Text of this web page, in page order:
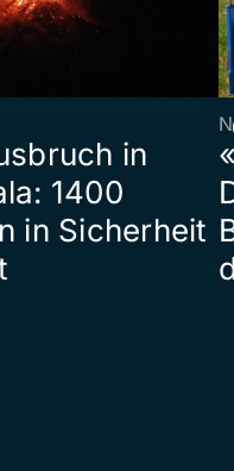
in
1400
in Sicherheit